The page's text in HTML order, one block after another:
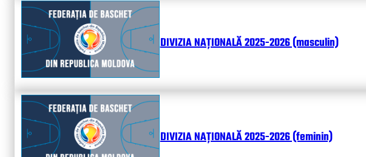
DIVIZIA NAȚIONALĂ 2025-2026 (masculin)
DIVIZIA NAȚIONALĂ 2025-2026 (feminin)